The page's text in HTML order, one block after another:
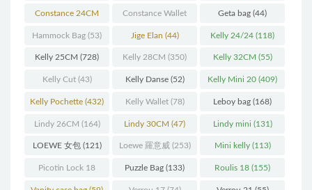
(93) (571)
Constance 24CM
(216)
Constance Wallet
(60)
Geta bag (44)
Hammock Bag (53) Jige Elan (44) Kelly 24/24 (118)
Kelly 25CM (728) Kelly 28CM (350) Kelly 32CM (55)
Kelly Cut(43) Kelly Danse(52) Kelly Mini 20 (409)
Kelly Pochette (432) Kelly Wallet(78) Leboy bag (168)
Lindy 26CM (164) Lindy 30CM (47) Lindy mini (131)
LOEWE 女包(121) Loewe 羅意威(253) Mini kelly(113)
Picotin Lock 18
(202)
Puzzle Bag (133) Roulis 18 (155)